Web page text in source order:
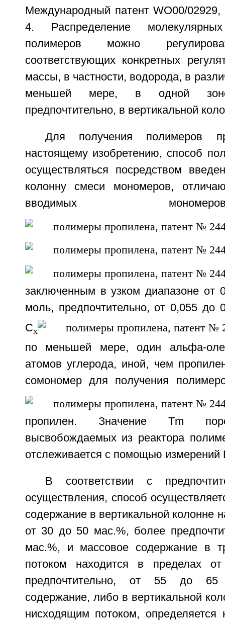
Международный патент WO00/02929,
4. Распределение
полимеров можно
соответствующих конкретных
массы, в частности, водорода, в
меньшей мере, в одной зоне
предпочтительно, в вертикальной
Для получения полимеров
настоящему изобретению, способ
осуществляться посредством
колонну смеси мономеров,
вводимых
заключенным в узком диапазоне от
моль, предпочтительно, от 0,055 до
Cx
по меньшей мере, один альфа-
атомов углерода, иной, чем
сомономер для получения
пропилен. Значение Tm
высвобождаемых из реактора
отслеживается с помощью измерений
В соответствии с
осуществления, способ
содержание в вертикальной колонне
от 30 до 50 мас.%, более
мас.%, и массовое содержание в
потоком находится в пределах
предпочтительно, от 55 до 65
содержание, либо в вертикальной
нисходящим потоком, определяется